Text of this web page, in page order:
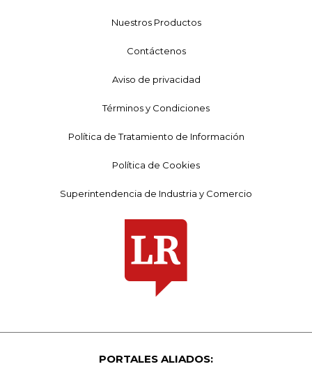
Nuestros Productos
Contáctenos
Aviso de privacidad
Términos y Condiciones
Política de Tratamiento de Información
Política de Cookies
Superintendencia de Industria y Comercio
PORTALES ALIADOS: